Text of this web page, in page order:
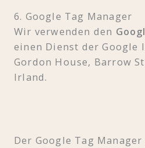
6. Google Tag Manager
Wir verwenden den
einen Dienst der Google
Gordon House, Barrow
Irland.
Der Google Tag